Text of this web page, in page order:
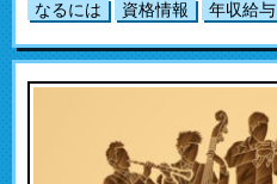
なるには 資格情報 年収給与